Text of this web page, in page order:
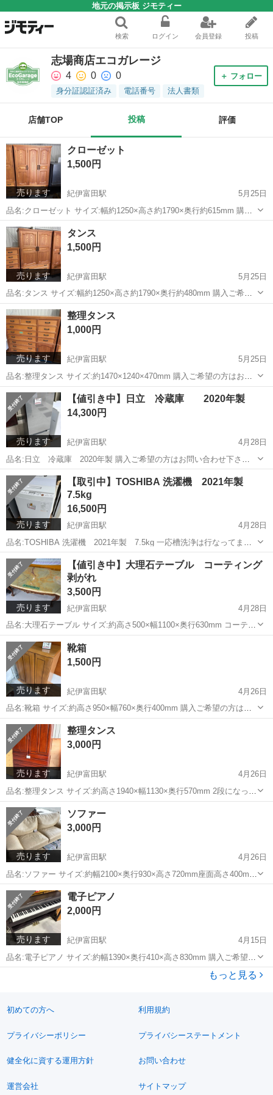
地元の掲示板 ジモティー
検索 ログイン 会員登録 投稿
志場商店エコガレージ
4 0 0
身分証認証済み 電話番号 法人書類
＋ フォロー
店舗TOP 投稿 評価
売ります
クローゼット
1,500円
紀伊富田駅
5月25日
品名:クローゼット サイズ:幅約1250×高さ約1790×奥行約615mm 購入
ご希望の方はお問い合わせ下さい！ すぐにお返事出来ない場合がござ
いますのでご了承ください。🙇 ※ネット決済❌現地にて「現金」でお
支払いお願い...
和歌山 西牟婁郡
売ります
タンス
1,500円
紀伊富田駅
5月25日
品名:タンス サイズ:幅約1250×高さ約1790×奥行約480mm 購入ご希望
の方はお問い合わせ下さい！ すぐにお返事出来ない場合がございます
のでご了承ください。🙇 ※ネット決済❌現地にて「現金」でお支払い
お願いします...
和歌山 西牟婁郡 紀伊富田駅
売ります
整理タンス
1,000円
紀伊富田駅
5月25日
品名:整理タンス サイズ:約1470×1240×470mm 購入ご希望の方はお問
い合わせ下さい！ すぐにお返事出来ない場合がございますのでご了承
ください。🙇 ※ネット決済❌現地にて「現金」でお支払いお願いしま
す。 ※商品...
和歌山 西牟婁郡 紀伊富田駅 収納家具
売ります
【値引き中】日立 冷蔵庫 2020年製
14,300円
紀伊富田駅
4月28日
品名:日立 冷蔵庫 2020年製 購入ご希望の方はお問い合わせ下さ
い！ すぐにお返事出来ない場合がございますのでご了承ください。🙇
※ネット決済❌現地にて「現金」でお支払いお願いします。 ※商品の
発送などは出来ませんの...
和歌山 西牟婁郡 紀伊富田駅 キッチン家電 商店
売ります
【取引中】TOSHIBA 洗濯機 2021年製
7.5kg
16,500円
紀伊富田駅
4月28日
品名:TOSHIBA 洗濯機 2021年製 7.5kg 一応槽洗浄は行なってま
す！ 購入ご希望の方はお問い合わせ下さい！ すぐにお返事出来ない場
合がございますのでご了承ください。🙇 ※ネット決済❌現地にて「現
金」でお支払...
和歌山 西牟婁郡 紀伊富田駅 生活家電
売ります
【値引き中】大理石テーブル コーティング
剥がれ
3,500円
紀伊富田駅
4月28日
品名:大理石テーブル サイズ:約高さ500×幅1100×奥行630mm コーティ
ング剥がれがあります！ 購入ご希望の方はお問い合わせ下さい！ すぐ
にお返事出来ない場合がございますのでご了承ください。🙇 ※ネット
決済❌現地...
和歌山 西牟婁郡
売ります
靴箱
1,500円
紀伊富田駅
4月26日
品名:靴箱 サイズ:約高さ950×幅760×奥行400mm 購入ご希望の方はお
問い合わせ下さい！ すぐにお返事出来ない場合がございますのでご了
承ください。🙇 ※ネット決済❌現地にて「現金」でお支払いお願いし
ます。 ※商品...
和歌山 西牟婁郡 紀伊富田駅
売ります
整理タンス
3,000円
紀伊富田駅
4月26日
品名:整理タンス サイズ:約高さ1940×幅1130×奥行570mm 2段になって
ます！分割可能です！ 購入ご希望の方はお問い合わせ下さい！ すぐに
お返事出来ない場合がございますのでご了承ください。🙇 ※ネット決
済❌現地...
和歌山 西牟婁郡
売ります
ソファー
3,000円
紀伊富田駅
4月26日
品名:ソファー サイズ:約幅2100×奥行930×高さ720mm座面高さ400mm
購入ご希望の方はお問い合わせ下さい！ すぐにお返事出来ない場合が
ございますのでご了承ください。🙇 ※ネット決済❌現地にて「現金」
でお支払...
和歌山 西牟婁郡 紀伊富田駅
売ります
電子ピアノ
2,000円
紀伊富田駅
4月15日
品名:電子ピアノ サイズ:約幅1390×奥行410×高さ830mm 購入ご希望の
方はお問い合わせ下さい！ すぐにお返事出来ない場合がございますの
電子ピアノもっと見る
初めての方へ 利用規約
プライバシーポリシー プライバシーステートメント
健全化に資する運用方針 お問い合わせ
運営会社 サイトマップ